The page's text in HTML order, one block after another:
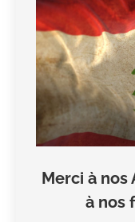
Merci à nos
à nos